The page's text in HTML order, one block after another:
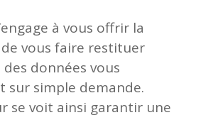
à vous offrir la
vous faire restituer
des données vous
sur simple demande.
se voit ainsi garantir une